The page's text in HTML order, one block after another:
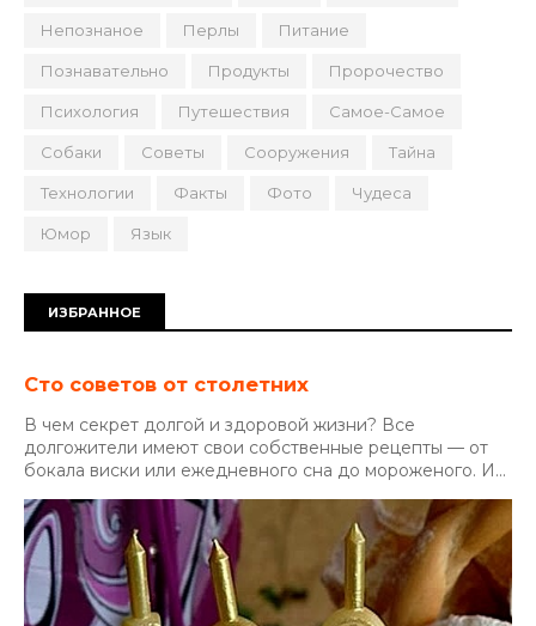
Непознаное Перлы Питание
Познавательно Продукты Пророчество
Психология Путешествия Самое-Самое
Собаки Советы Сооружения Тайна
Технологии Факты Фото Чудеса
Юмор Язык
ИЗБРАННОЕ
Сто советов от столетних
В чем секрет долгой и здоровой жизни? Все
долгожители имеют свои собственные рецепты — от
бокала виски или ежедневного сна до мороженого. И...